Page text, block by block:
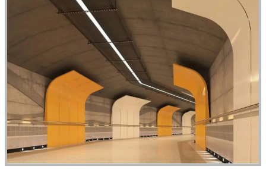
آغاز شد / خرید کوییک با پیش
پرداخت ۵۰۰ میلیون تومان + لینک
شاخص بورس امروز شنبه ۱۷ مرداد
۱۴۰۵ / شاخص افزایشی شد + تحلیل